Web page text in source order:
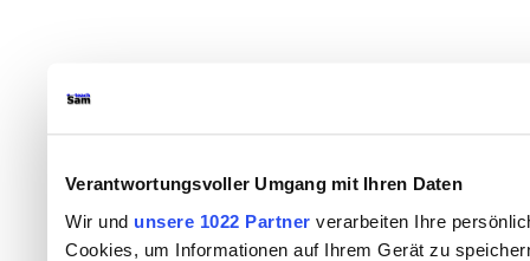
Verantwortungsvoller Umgang mit Ihren Daten
Wir und unsere 1022 Partner verarbeiten Ihre
Cookies, um Informationen auf Ihrem Gerät zu